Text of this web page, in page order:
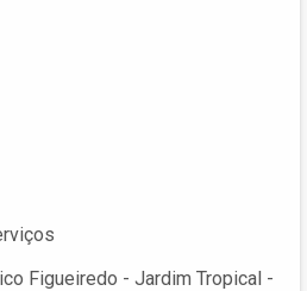
Figueiredo - Jardim Tropical -